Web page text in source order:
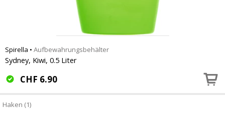
Spirella • Aufbewahrungsbehälter
Sydney, Kiwi, 0.5 Liter
CHF 6.90
Haken (1)